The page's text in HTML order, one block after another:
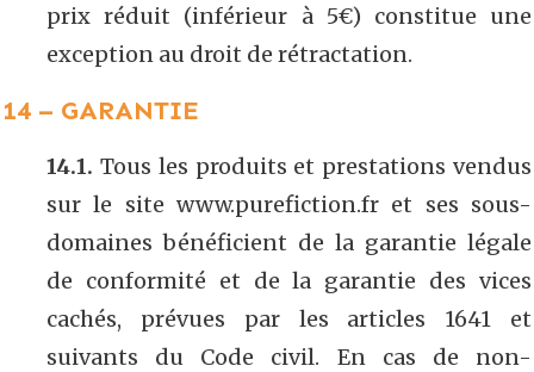
prix réduit (inférieur à 5€) constitue une
exception au droit de rétractation.
14 – GARANTIE
14.1. Tous les produits et prestations vendus
sur le site www.purefiction.fr et ses sous-
domaines bénéficient de la garantie légale
de conformité et de la garantie des vices
cachés, prévues par les articles 1641 et
suivants du Code civil. En cas de non-